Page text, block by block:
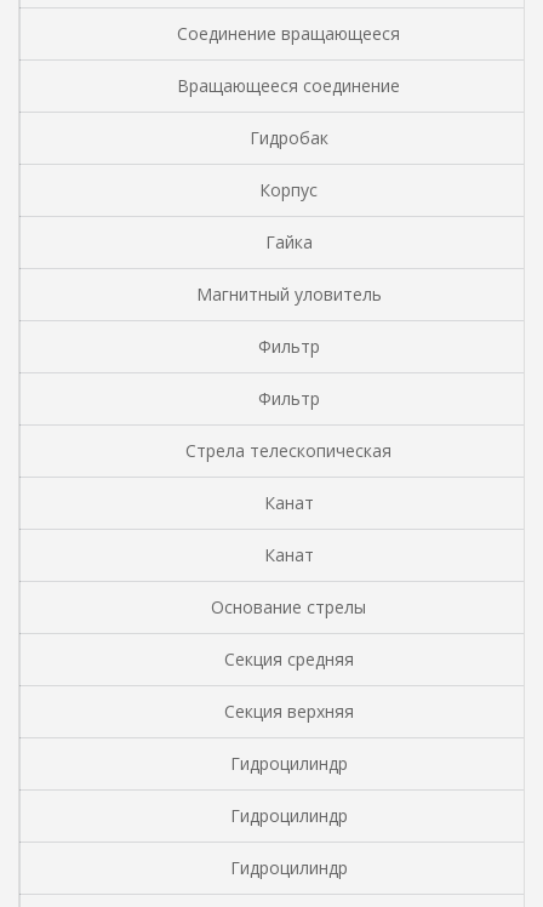
Соединение вращающееся
Вращающееся соединение
Гидробак
Корпус
Гайка
Магнитный уловитель
Фильтр
Фильтр
Стрела телескопическая
Канат
Канат
Основание стрелы
Секция средняя
Секция верхняя
Гидроцилиндр
Гидроцилиндр
Гидроцилиндр